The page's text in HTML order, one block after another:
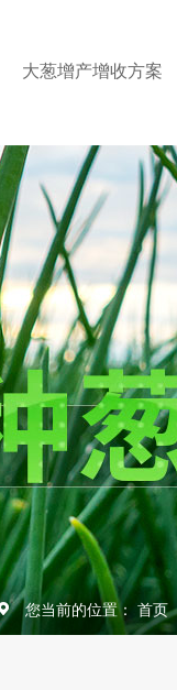
大葱增产增收方案
您当前的位置： 首页